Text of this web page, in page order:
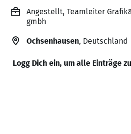
Angestellt, Teamleiter
gmbh
Ochsenhausen, Deutschland
Logg Dich ein, um alle Einträge